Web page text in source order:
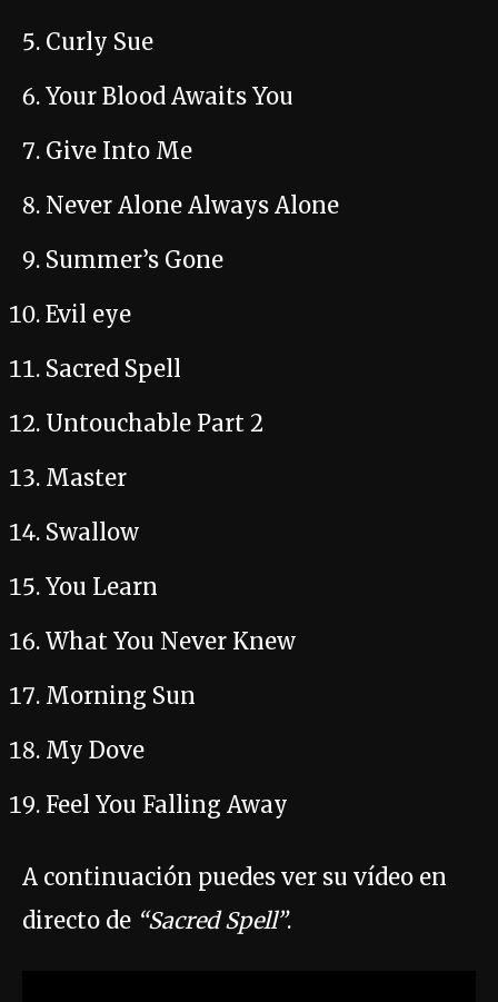
Curly Sue
Your Blood Awaits You
Give Into Me
Never Alone Always Alone
Summer’s Gone
Evil eye
Sacred Spell
Untouchable Part 2
Master
Swallow
You Learn
What You Never Knew
Morning Sun
My Dove
Feel You Falling Away
A continuación puedes ver su vídeo en
directo de “Sacred Spell”.